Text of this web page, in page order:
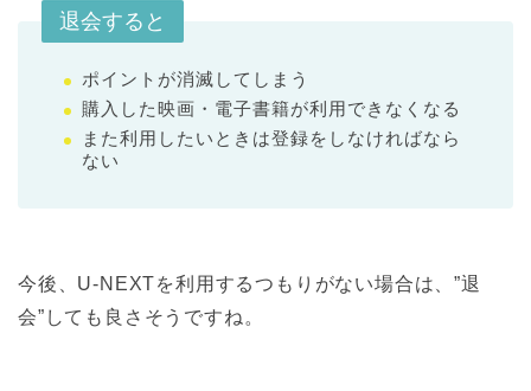
退会すると
ポイントが消滅してしまう
購入した映画・電子書籍が利用できなくなる
また利用したいときは登録をしなければなら
ない
今後、U-NEXTを利用するつもりがない場合は、”退
会”しても良さそうですね。